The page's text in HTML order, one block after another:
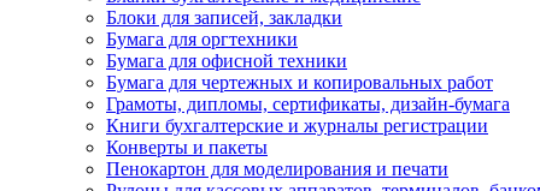
Блоки для записей, закладки
Бумага для оргтехники
Бумага для офисной техники
Бумага для чертежных и копировальных работ
Грамоты, дипломы, сертификаты, дизайн-бумага
Книги бухгалтерские и журналы регистрации
Конверты и пакеты
Пенокартон для моделирования и печати